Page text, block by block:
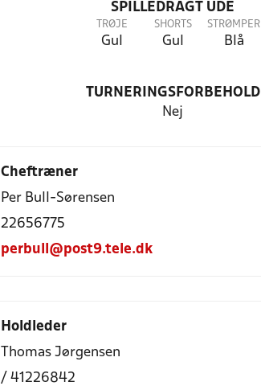
SPILLEDRAGT UDE
TRØJE
Gul
SHORTS
Gul
STRØMPER
Blå
TURNERINGSFORBEHOLD
Nej
Cheftræner
Per Bull-Sørensen
22656775
perbull@post9.tele.dk
Holdleder
Thomas Jørgensen
/ 41226842